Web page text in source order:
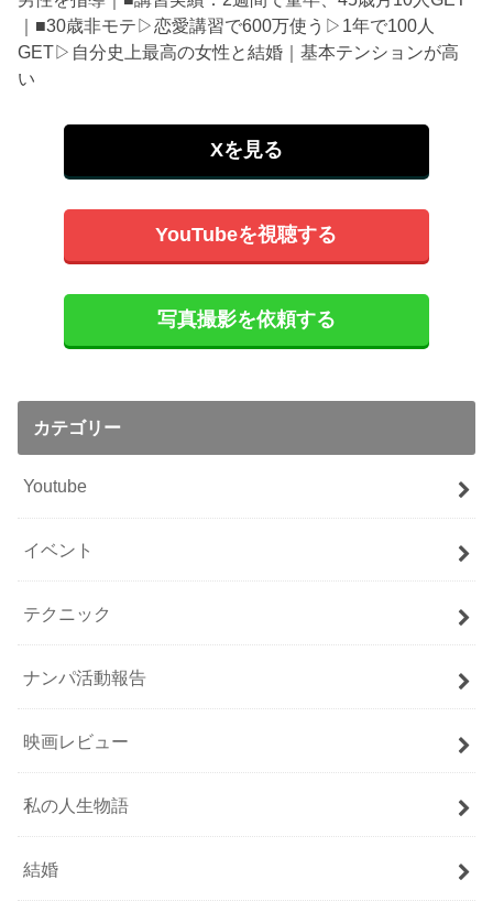
｜■30歳非モテ▷恋愛講習で600万使う▷1年で100人
GET▷自分史上最高の女性と結婚｜基本テンションが高
い
Xを見る
YouTubeを視聴する
写真撮影を依頼する
カテゴリー
Youtube
イベント
テクニック
ナンパ活動報告
映画レビュー
私の人生物語
結婚